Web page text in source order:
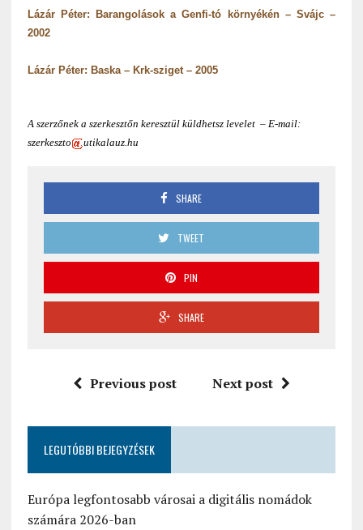
Lázár Péter: Barangolások a Genfi-tó környékén – Svájc –
2002
Lázár Péter: Baska – Krk-sziget – 2005
A szerzőnek a szerkesztőn keresztül küldhetsz levelet – E-mail:
szerkeszto
utikalauz.hu
SHARE
TWEET
PIN
SHARE
Previous post Next post
LEGUTÓBBI BEJEGYZÉSEK
Európa legfontosabb városai a digitális nomádok
számára 2026-ban